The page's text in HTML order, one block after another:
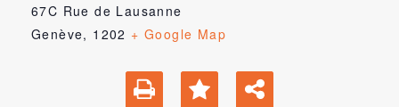
67C Rue de Lausanne
Genève, 1202 + Google Map